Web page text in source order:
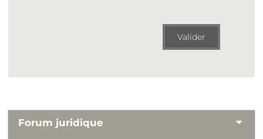
Valider
Forum juridique